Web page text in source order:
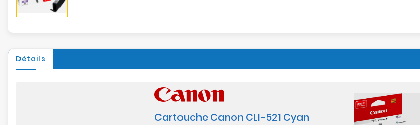
Détails
Cartouche Canon CLI-521 Cyan